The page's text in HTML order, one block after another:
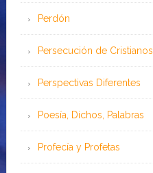
Perdón
Persecución de Cristianos
Perspectivas Diferentes
Poesía, Dichos, Palabras
Profecía y Profetas